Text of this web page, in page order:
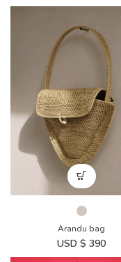
Arandu bag
USD $ 390